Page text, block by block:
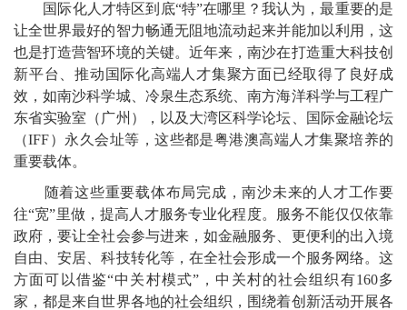
国际化人才特区到底“特”在哪里？我认为，最重要的是
让全世界最好的智力畅通无阻地流动起来并能加以利用，这
也是打造营智环境的关键。近年来，南沙在打造重大科技创
新平台、推动国际化高端人才集聚方面已经取得了良好成
效，如南沙科学城、冷泉生态系统、南方海洋科学与工程广
东省实验室（广州），以及大湾区科学论坛、国际金融论坛
（IFF）永久会址等，这些都是粤港澳高端人才集聚培养的
重要载体。
随着这些重要载体布局完成，南沙未来的人才工作要
往“宽”里做，提高人才服务专业化程度。服务不能仅仅依靠
政府，要让全社会参与进来，如金融服务、更便利的出入境
自由、安居、科技转化等，在全社会形成一个服务网络。这
方面可以借鉴“中关村模式”，中关村的社会组织有160多
家，都是来自世界各地的社会组织，围绕着创新活动开展各